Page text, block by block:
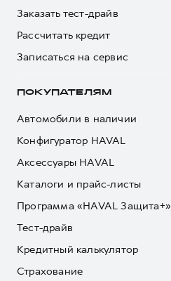
Заказать тест-драйв
Рассчитать кредит
Записаться на сервис
ПОКУПАТЕЛЯМ
Автомобили в наличии
Конфигуратор HAVAL
Аксессуары HAVAL
Каталоги и прайс-листы
Программа «HAVAL Защита+»
Тест-драйв
Кредитный калькулятор
Страхование